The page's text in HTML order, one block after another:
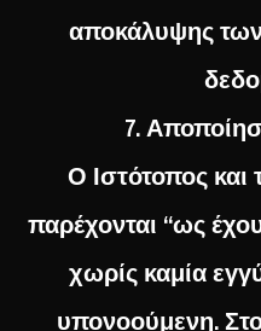
αποκάλυψης
7.
Ο Ιστότοπος και
παρέχονται “ως
χωρίς καμία
υπονοούμενη.